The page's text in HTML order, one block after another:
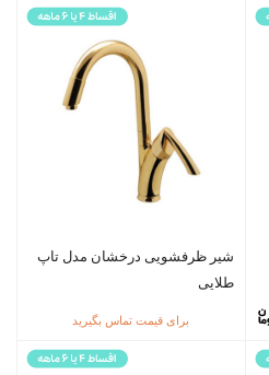
شیر ظرفشویی درخشان مدل تاپ
طلایی
برای قیمت تماس بگیرید